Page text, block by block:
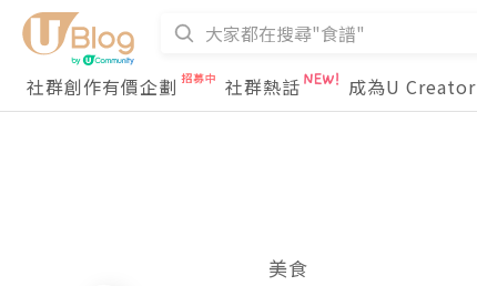
社群創作有價企劃
社群熱話 成為U Creator
美食